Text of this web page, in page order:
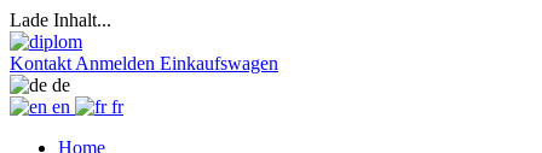
Lade Inhalt...
Kontakt Anmelden Einkaufswagen
de
en
fr
Home